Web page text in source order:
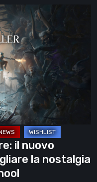
il nuovo
la nostalgia